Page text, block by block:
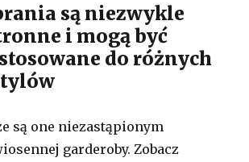
są niezwykle
i mogą być
do różnych
są one niezastąpionym
garderoby. Zobacz